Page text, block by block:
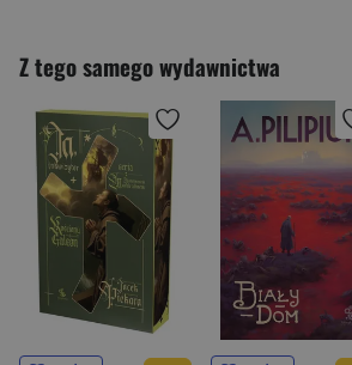
Z tego samego wydawnictwa